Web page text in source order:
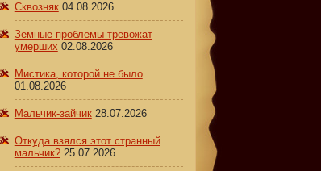
Сквозняк 04.08.2026
Земные проблемы тревожат
умерших 02.08.2026
Мистика, которой не было
01.08.2026
Мальчик-зайчик 28.07.2026
Откуда взялся этот странный
мальчик? 25.07.2026